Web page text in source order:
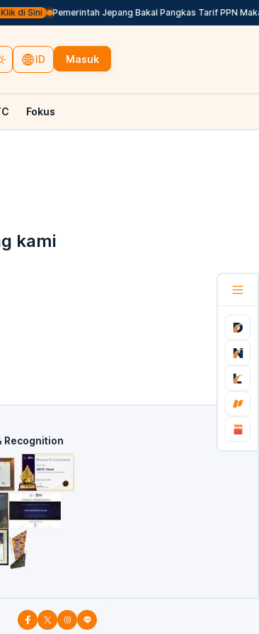
di Sini Pemerintah Jepang Bakal Pangkas Tarif PPN
ID Masuk
Fokus
kami
Recognition